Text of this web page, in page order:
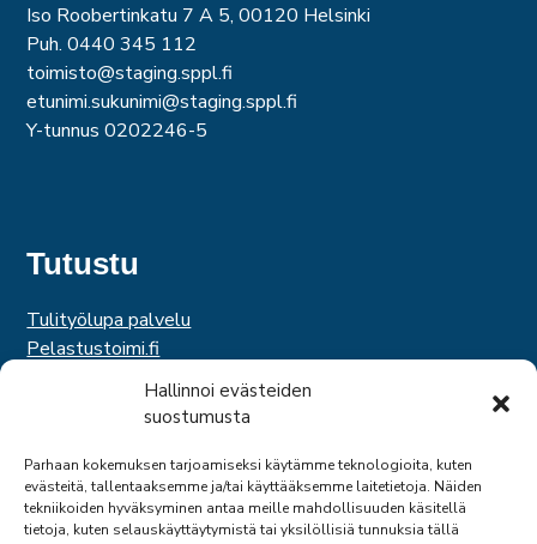
Hallinnoi evästeiden
suostumusta
Parhaan kokemuksen tarjoamiseksi käytämme teknologioita, kuten
evästeitä, tallentaaksemme ja/tai käyttääksemme laitetietoja. Näiden
tekniikoiden hyväksyminen antaa meille mahdollisuuden käsitellä
tietoja, kuten selauskäyttäytymistä tai yksilöllisiä tunnuksia tällä
Iso Roobertinkatu 7 A 5, 00120 Helsinki
Puh. 0440 345 112
toimisto@staging.sppl.fi
etunimi.sukunimi@staging.sppl.fi
Y-tunnus 0202246-5
Tutustu
Tulityölupa palvelu
Pelastustoimi.fi
Hätäkeskuslaitos
Palosuojelurahasto
Suomen Pelastusalan Keskusjärjestö
SPEK
Federation of EUropean Fire Officers